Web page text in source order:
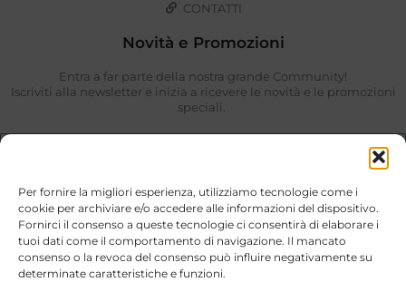
Per fornire la migliori esperienza, utilizziamo tecnologie come i
cookie per archiviare e/o accedere alle informazioni del dispositivo.
Fornirci il consenso a queste tecnologie ci consentirà di elaborare i
tuoi dati come il comportamento di navigazione. Il mancato
consenso o la revoca del consenso può influire negativamente su
determinate caratteristiche e funzioni.
CONTATTI
Novità e Promozioni
Entra a far parte della nostra grande Community!
Iscriviti alla newsletter e inizia a ricevere le novità e le promozioni
speciali.